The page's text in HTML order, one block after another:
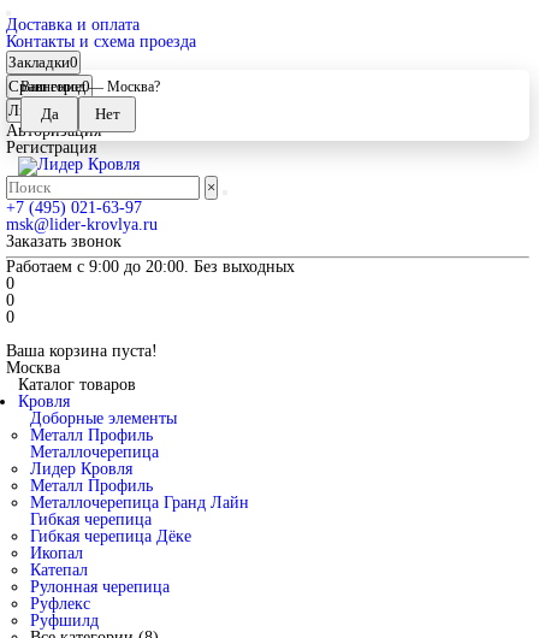
Доставка и оплата
Контакты и схема проезда
Закладки0
Сравнение0
Личный кабинет
Авторизация
Регистрация
×
+7 (495) 021-63-97
msk@lider-krovlya.ru
Заказать звонок
Работаем с 9:00 до 20:00. Без выходных
0
0
0
Ваша корзина пуста!
Москва
Ваш город — Москва?
Каталог товаров
Кровля
Доборные элементы
Металл Профиль
Металлочерепица
Лидер Кровля
Металл Профиль
Металлочерепица Гранд Лайн
Гибкая черепица
Гибкая черепица Дёке
Икопал
Катепал
Рулонная черепица
Руфлекс
Руфшилд